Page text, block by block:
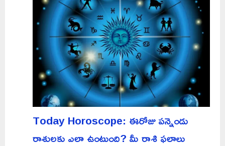
Today Horoscope: ఈరోజు పన్నెండు
రాశులకు ఎలా ఉంటుంది? మీ రాశి ఫలాలు